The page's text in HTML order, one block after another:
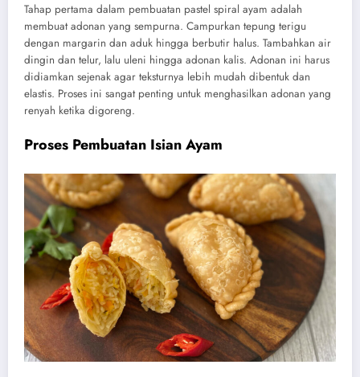
Tahap pertama dalam pembuatan pastel spiral ayam adalah
membuat adonan yang sempurna. Campurkan tepung terigu
dengan margarin dan aduk hingga berbutir halus. Tambahkan air
dingin dan telur, lalu uleni hingga adonan kalis. Adonan ini harus
didiamkan sejenak agar teksturnya lebih mudah dibentuk dan
elastis. Proses ini sangat penting untuk menghasilkan adonan yang
renyah ketika digoreng.
Proses Pembuatan Isian Ayam